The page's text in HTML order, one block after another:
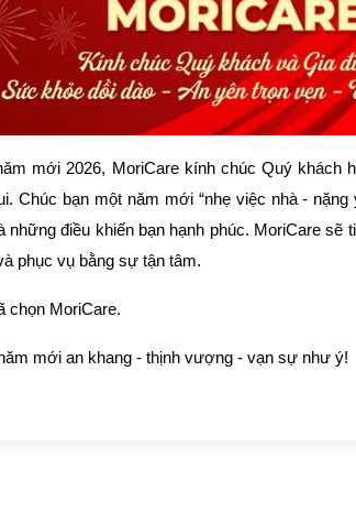
mới 2026, MoriCare kính chúc Quý khách
Chúc bạn một năm mới “nhẹ việc nhà -
những điều khiến bạn hạnh phúc. MoriCare
phục vụ bằng sự tận tâm.
chọn MoriCare.
mới an khang - thịnh vượng - vạn sự như ý!